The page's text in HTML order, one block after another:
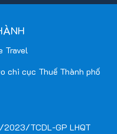
Travel
chi cục Thuế Thành phố
TCDL-GP LHQT